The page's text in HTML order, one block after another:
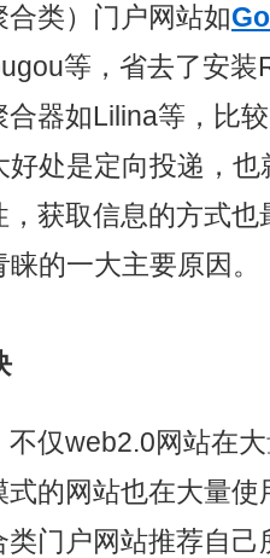
类）门户网站如
等，省去了安装
器如Lilina等，比
好处是定向投递，
获取信息的方式
的一大主要原因。
web2.0网站在大
的网站也在大量
门户网站推荐自